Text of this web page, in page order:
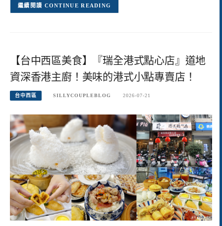
CONTINUE READING
【台中西區美食】『瑞全港式點心店』道地
資深香港主廚！美味的港式小點專賣店！
台中西區 SILLYCOUPLEBLOG 2026-07-21